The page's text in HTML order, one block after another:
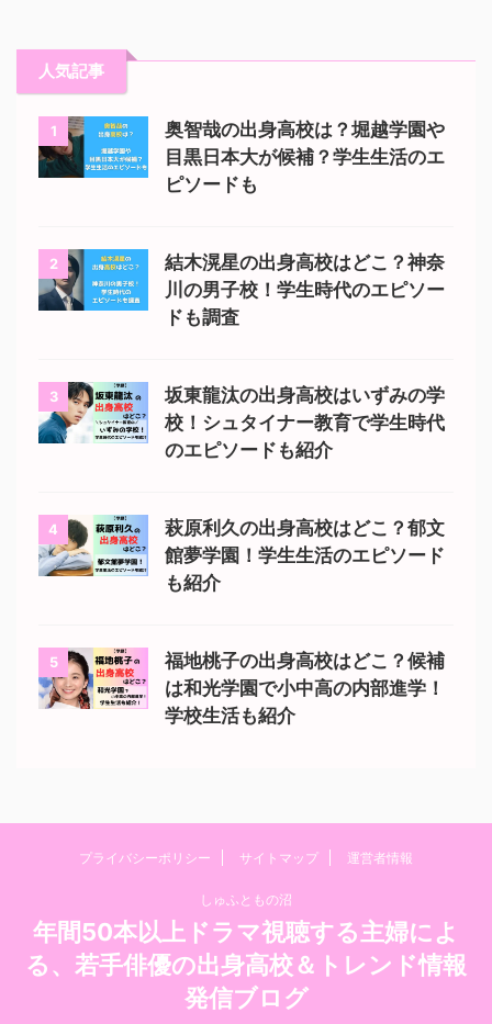
人気記事
1
奥智哉の出身高校は？堀越学園や
目黒日本大が候補？学生生活のエ
ピソードも
2
結木滉星の出身高校はどこ？神奈
川の男子校！学生時代のエピソー
ドも調査
3
坂東龍汰の出身高校はいずみの学
校！シュタイナー教育で学生時代
のエピソードも紹介
4
萩原利久の出身高校はどこ？郁文
館夢学園！学生生活のエピソード
も紹介
5
福地桃子の出身高校はどこ？候補
は和光学園で小中高の内部進学！
学校生活も紹介
プライバシーポリシー サイトマップ 運営者情報
しゅふともの沼
年間50本以上ドラマ視聴する主婦によ
る、若手俳優の出身高校＆トレンド情報
発信ブログ